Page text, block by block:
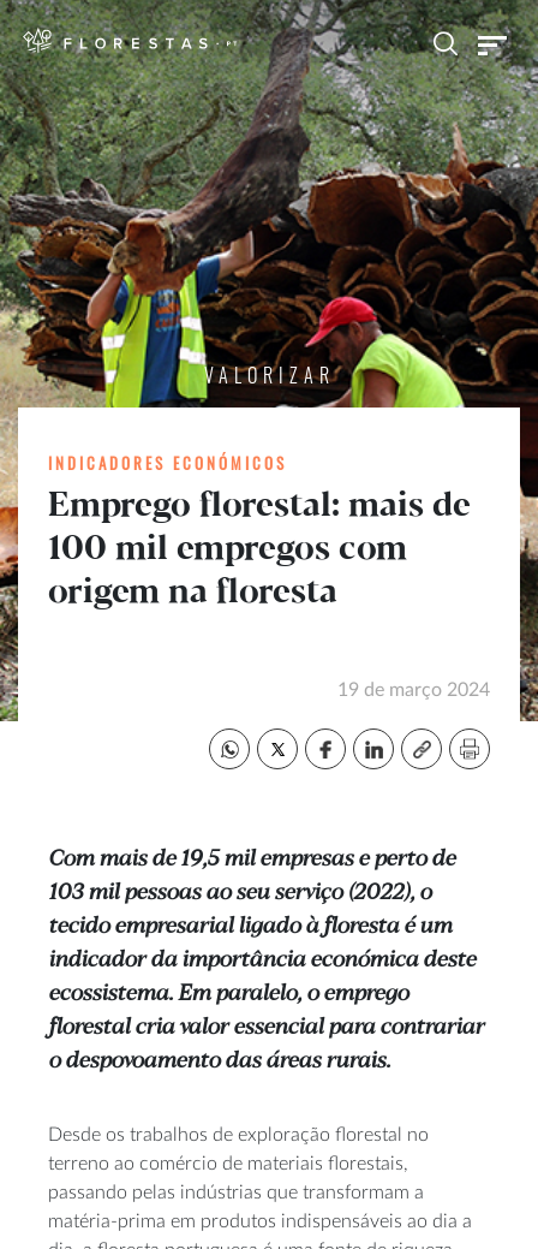
VALORIZAR
INDICADORES ECONÓMICOS
Emprego florestal: mais de
100 mil empregos com
origem na floresta
19 de março 2024
Com mais de 19,5 mil empresas e perto de
103 mil pessoas ao seu serviço (2022), o
tecido empresarial ligado à floresta é um
indicador da importância económica deste
ecossistema. Em paralelo, o emprego
florestal cria valor essencial para contrariar
o despovoamento das áreas rurais.
Desde os trabalhos de exploração florestal no
terreno ao comércio de materiais florestais,
passando pelas indústrias que transformam a
matéria-prima em produtos indispensáveis ao dia a